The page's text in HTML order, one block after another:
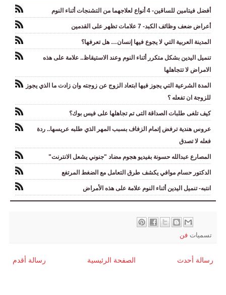
أفضل فيتامين للساقين- 4 أنواع لعلاجهما من التشنجات أثناء النوم
أعراض ضعف وظائف الكبد- 7 علامات تظهر على القدمين
المدينة العربية التي لا يجوع فيها إنسان… هل تعرفها؟
تنميل اليدين بشكل متكرر أثناء النوم وعند الاستيقاظ.. علامة على هذه
الامراض لا تتجاهلها
المدة الشرعية التي يجوز فيها ابتعاد الزوج عن زوجته وان زادت ما الذي يجوز
للزوجة ان تفعله ؟
كيف تلغى طلبات الصداقة التى تم تجاهلها على فيس بوك؟
عروس هندية ترفض إتمام الزفاف بسبب المهر الذي طلبه عريسها.. ردة
فعله لا تصدق
المصارع عبدالله حسونة بفيديو هجوم مضاد "جنوني يشعل الانترنت"
الدكتور حسام موافي يكشف طرق التعامل مع الضغط المرتفع
انتبه- تنميل اليدين أثناء النوم علامة على هذه الأمراض
تسميات فن
رسالة أحدث رسالة أقدم الصفحة الرئيسية